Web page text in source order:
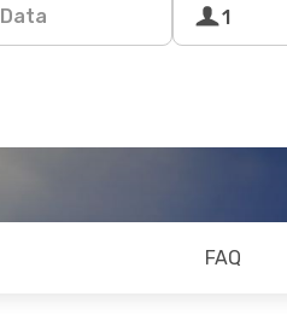
Data 1
FAQ